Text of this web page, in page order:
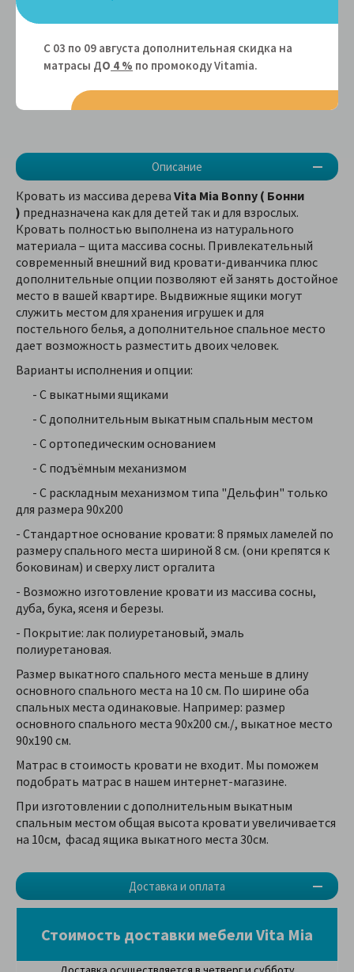
Описание
Доставка и оплата
Доставка в отдельные
Москве
любой удобной для вас
Кровать из массива дерева Vita Mia Bonny ( Бонни
) предназначена как для детей так и для взрослых.
Кровать полностью выполнена из натурального
материала – щита массива сосны. Привлекательный
современный внешний вид кровати-диванчика плюс
дополнительные опции позволяют ей занять достойное
место в вашей квартире. Выдвижные ящики могут
служить местом для хранения игрушек и для
постельного белья, а дополнительное спальное место
дает возможность разместить двоих человек.
Варианты исполнения и опции:
- С выкатными ящиками
- С дополнительным выкатным спальным местом
- С ортопедическим основанием
- С подъёмным механизмом
- С раскладным механизмом типа "Дельфин" только
для размера 90х200
- Стандартное основание кровати: 8 прямых ламелей по
размеру спального места шириной 8 см. (они крепятся к
боковинам) и сверху лист оргалита
- Возможно изготовление кровати из массива сосны,
дуба, бука, ясеня и березы.
- Покрытие: лак полиуретановый, эмаль
полиуретановая.
Размер выкатного спального места меньше в длину
основного спального места на 10 см. По ширине оба
спальных места одинаковые. Например: размер
основного спального места 90х200 см./, выкатное место
90х190 см.
Матрас в стоимость кровати не входит. Мы поможем
подобрать матрас в нашем интернет-магазине.
При изготовлении с дополнительным выкатным
спальным местом общая высота кровати увеличивается
на 10см, фасад ящика выкатного места 30см.
Стоимость доставки мебели Vita Mia
С 03 по 09 августа дополнительная скидка на
матрасы ДО 4 % по промокоду Vitamiа.